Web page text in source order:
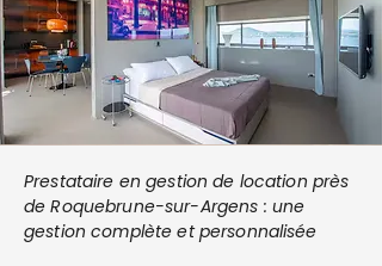
Prestataire en gestion de location près
de Roquebrune-sur-Argens : une
gestion complète et personnalisée